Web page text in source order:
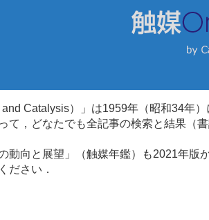
and Catalysis）」は1959年（昭和34年
て，どなたでも全記事の検索と結果（
動向と展望」（触媒年鑑）も2021年
ださい．